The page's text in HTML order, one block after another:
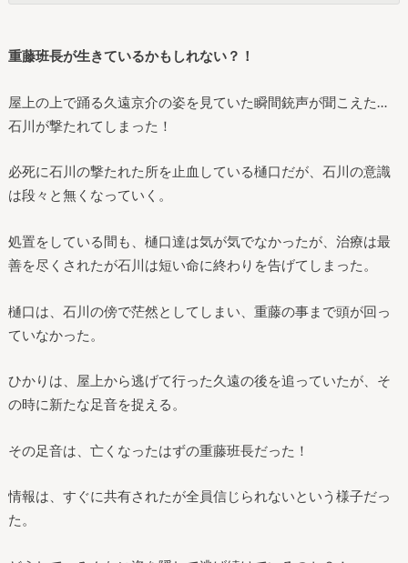
重藤班長が生きているかもしれない？！
屋上の上で踊る久遠京介の姿を見ていた瞬間銃声が聞こえた…
石川が撃たれてしまった！
必死に石川の撃たれた所を止血している樋口だが、石川の意識
は段々と無くなっていく。
処置をしている間も、樋口達は気が気でなかったが、治療は最
善を尽くされたが石川は短い命に終わりを告げてしまった。
樋口は、石川の傍で茫然としてしまい、重藤の事まで頭が回っ
ていなかった。
ひかりは、屋上から逃げて行った久遠の後を追っていたが、そ
の時に新たな足音を捉える。
その足音は、亡くなったはずの重藤班長だった！
情報は、すぐに共有されたが全員信じられないという様子だっ
た。